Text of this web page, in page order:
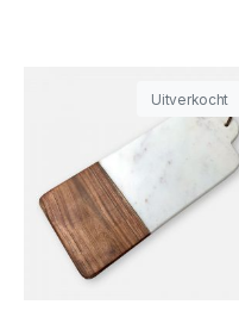
Uitverkocht